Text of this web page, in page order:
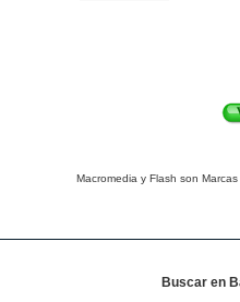
Macromedia y Flash son
Buscar en